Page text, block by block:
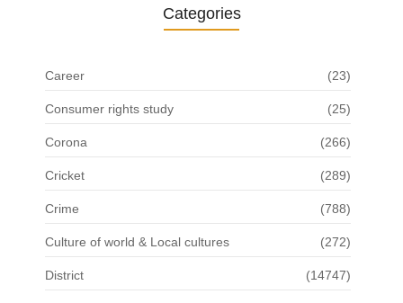
Categories
Career (23)
Consumer rights study (25)
Corona (266)
Cricket (289)
Crime (788)
Culture of world & Local cultures (272)
District (14747)